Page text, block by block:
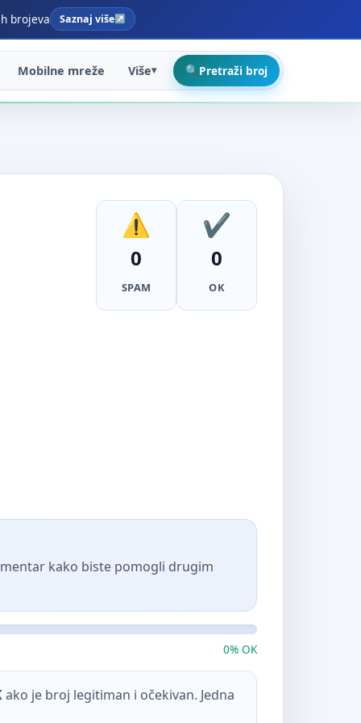
brojeva Saznaj više
Mobilne mreže Više Pretraži broj
0
SPAM
0
OK
kako biste pomogli drugim
0% OK
ako je broj legitiman i očekivan. Jedna